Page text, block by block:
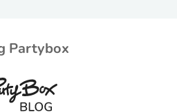
Partybox